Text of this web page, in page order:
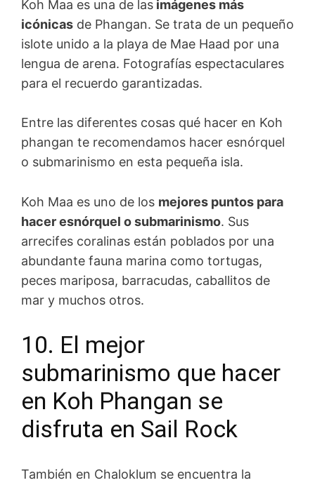
Koh Maa es una de las imágenes más
icónicas de Phangan. Se trata de un pequeño
islote unido a la playa de Mae Haad por una
lengua de arena. Fotografías espectaculares
para el recuerdo garantizadas.
Entre las diferentes cosas qué hacer en Koh
phangan te recomendamos hacer esnórquel
o submarinismo en esta pequeña isla.
Koh Maa es uno de los mejores puntos para
hacer esnórquel o submarinismo. Sus
arrecifes coralinas están poblados por una
abundante fauna marina como tortugas,
peces mariposa, barracudas, caballitos de
mar y muchos otros.
10. El mejor
submarinismo que hacer
en Koh Phangan se
disfruta en Sail Rock
También en Chaloklum se encuentra la